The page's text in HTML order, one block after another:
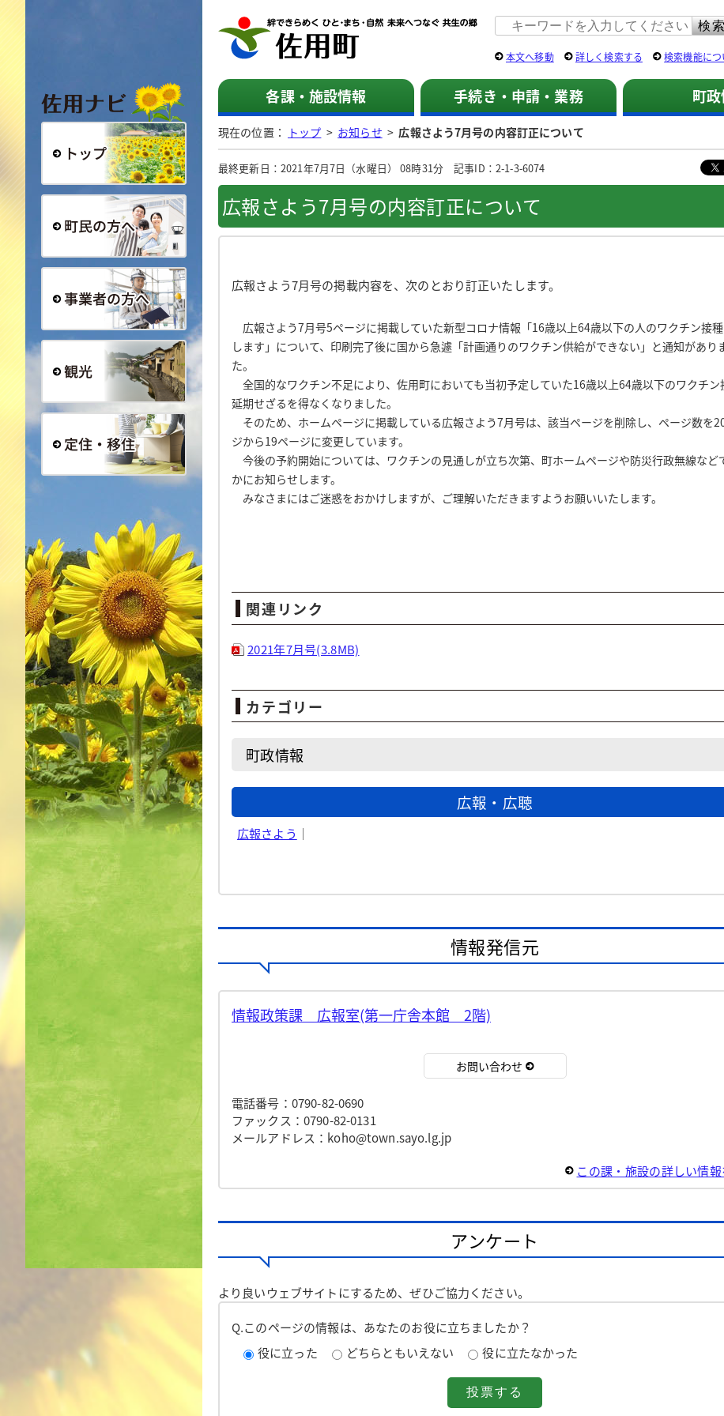
総合トップ
事業者の方へ
定住・移住
佐用町 公式ホームページ
本文へ移動 詳しく検索する 検索機能につ
各課・施設情報 手続き・申請・業務 町
現在の位置： トップ > お知らせ >広報さよう7月号の内容訂正について
最終更新日：2021年7月7日（水曜日） 08時31分 記事ID：2-1-3-6074
広報さよう7月号の内容訂正について
広報さよう7月号の掲載内容を、次のとおり訂正いたします。
広報さよう7月号5ページに掲載していた新型コロナ情報「16歳以上64歳以下の人のワクチン接
します」について、印刷完了後に国から急遽「計画通りのワクチン供給ができない」と通知があり
た。
全国的なワクチン不足により、佐用町においても当初予定していた16歳以上64歳以下のワクチン
延期せざるを得なくなりました。
そのため、ホームページに掲載している広報さよう7月号は、該当ページを削除し、ページ数を
ジから19ページに変更しています。
今後の予約開始については、ワクチンの見通しが立ち次第、町ホームページや防災行政無線など
かにお知らせします。
みなさまにはご迷惑をおかけしますが、ご理解いただきますようお願いいたします。
関連リンク
2021年7月号(3.8MB)
カテゴリー
町政情報
広報・広聴
広報さよう ｜
情報発信元
情報政策課 広報室(第一庁舎本館 2階)
お問い合わせ
電話番号：0790-82-0690
ファックス：0790-82-0131
メールアドレス：koho@town.sayo.lg.jp
この課・施設の詳しい情
アンケート
より良いウェブサイトにするため、ぜひご協力ください。
Q.このページの情報は、あなたのお役に立ちましたか？
役に立った
どちらともいえない 役に立たなかった